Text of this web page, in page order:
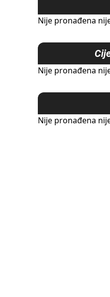
Nije pronađena
Nije pronađena
Nije pronađena